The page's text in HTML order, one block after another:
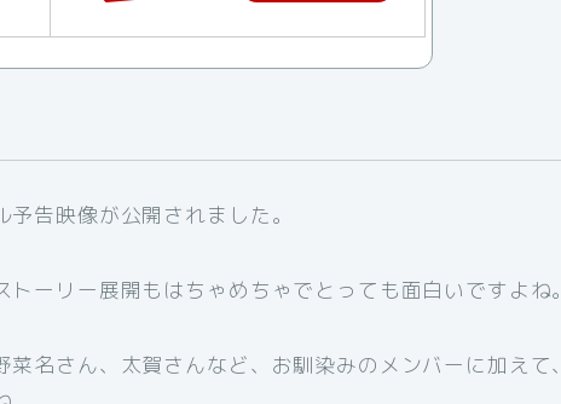
告映像が公開されました。
ーリー展開もはちゃめちゃでとっても面白いですよね。
名さん、太賀さんなど、お馴染みのメンバーに加えて、